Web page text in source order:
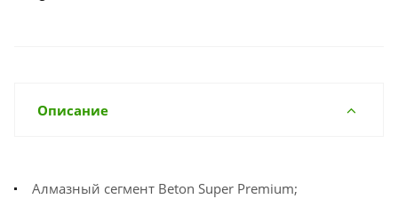
Описание
Алмазный сегмент Beton Super Premium;